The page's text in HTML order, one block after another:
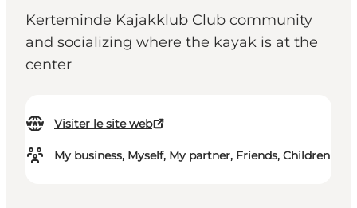
Kerteminde Kajakklub Club community
and socializing where the kayak is at the
center
Visiter le site web
My business, Myself, My partner, Friends, Children